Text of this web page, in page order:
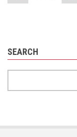
SEARCH